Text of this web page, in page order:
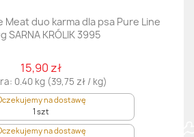
Meat duo karma dla psa Pure Line
SARNA KRÓLIK 3995
15,90 zł
0.40 kg (39,75 zł / kg)
na dostawę
1 szt
na dostawę